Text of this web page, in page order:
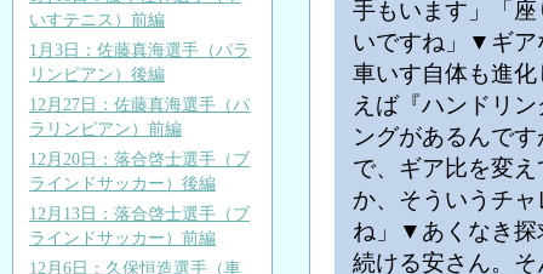
いすテニス）前編
1月3日：佐藤真海選手（パラ
リンピアン）後編
12月27日：佐藤真海選手（パ
ラリンピアン）前編
12月20日：落合啓士選手（ブ
ラインドサッカー）後編
12月13日：落合啓士選手（ブ
ラインドサッカー）前編
12月6日：久保恒造選手（車
手もいます」「
いですね」▼ギア
車いす自体も進
えば『ハンドリ
ングがあるんで
で、ギア比を変
か、そういうチ
ね」▼あくなき探
続ける安さん。